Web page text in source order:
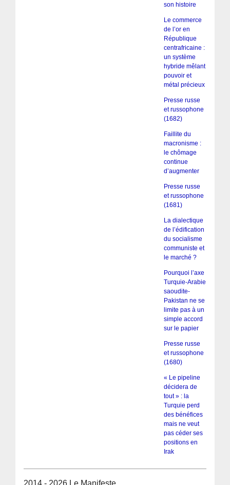
son histoire
Le commerce
de l’or en
République
centrafricaine :
un système
hybride mêlant
pouvoir et
métal précieux
Presse russe
et russophone
(1682)
Faillite du
macronisme :
le chômage
continue
d’augmenter
Presse russe
et russophone
(1681)
La dialectique
de l’édification
du socialisme
communiste et
le marché ?
Pourquoi l’axe
Turquie-Arabie
saoudite-
Pakistan ne se
limite pas à un
simple accord
sur le papier
Presse russe
et russophone
(1680)
« Le pipeline
décidera de
tout » : la
Turquie perd
des bénéfices
mais ne veut
pas céder ses
positions en
Irak